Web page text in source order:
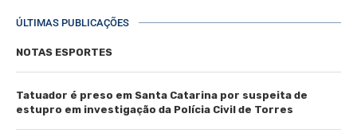
ÚLTIMAS PUBLICAÇÕES
NOTAS ESPORTES
Tatuador é preso em Santa Catarina por suspeita de
estupro em investigação da Polícia Civil de Torres